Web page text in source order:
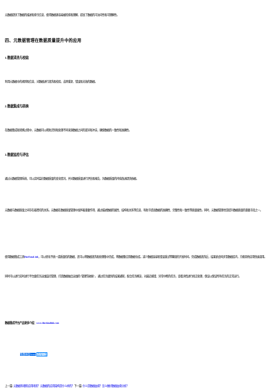
元数据提供了数据的描述和索引信息，使得数据更容易被检索和理解，提高了数据的可访问性和可理解性。
四、元数据管理在数据质量提升中的应用
1.数据清洗与校验
利用元数据中的规则和信息，对数据进行清洗和校验，去除重复、错误和无效的数据。
2数据集成与转换
在数据集成和转换过程中，元数据可以帮助识别和处理不同来源数据之间的差异和冲突，确保数据的一致性和准确性。
3数据监控与评估
通过元数据管理系统，可以实时监控数据质量的变化情况，并对数据质量进行评估和报告，为数据质量的持续改进提供依据。
元数据与数据质量之间存在着密切的关系。元数据在数据质量管理中发挥着重要作用，通过描述数据的属性、结构和关系等信息，有助于提高数据的准确性、完整性和一致性等质量属性。同时，元数据管理也是提升数据质量的重要手段之一。
使用数据集成工具 FineDataLink ，可以转化不统一或质量低的数据，还可以将数据清洗和处理集中完成，将数据整合到数据仓库。减少数据连接和错误重试等繁琐的开发时间。完成数据清洗后，结果表会同步至数据库内，方便其他应用快速调用。
同时可以进行实时进行平台级任务运维监控管理，打造数据融合运维的“管理驾驶舱”。 通过任务级别的结果通知，配合任务概览，对最近报错、异常中断的任务，查看详情进行修正处理，保证以保证所有任务的正常运行。
数据集成平台产品更多介绍： www.finedatalink.com
免费体验Demo 咨询方案
上一篇: 元数据有哪些应用场景？元数据的应用架构是什么样的？ 下一篇: 什么是数据血缘？怎么做好数据血缘分析？